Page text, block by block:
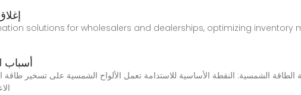
solutions for wholesalers and dealerships, optimizing inventory
6